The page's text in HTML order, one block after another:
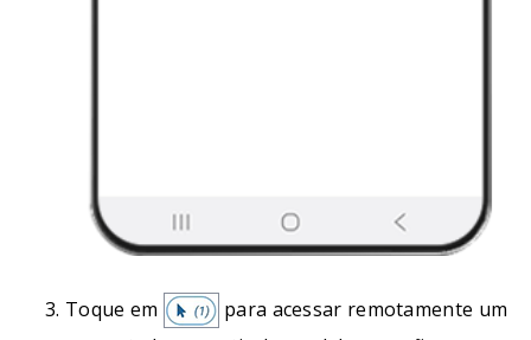
Toque em
para acessar remotamente um